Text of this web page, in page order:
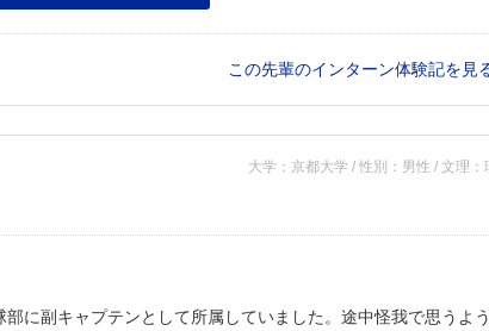
この先輩のインターン体験記を見
大学：京都大学 / 性別：男性 / 文理：
に副キャプテンとして所属していました。途中怪我で思うよ